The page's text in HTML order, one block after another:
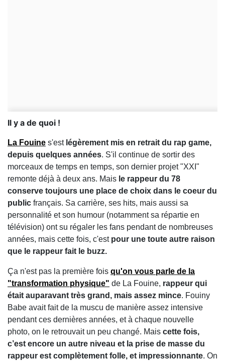
Il y a de quoi !
La Fouine s'est légèrement mis en retrait du rap game,
depuis quelques années. S'il continue de sortir des
morceaux de temps en temps, son dernier projet "XXI"
remonte déjà à deux ans. Mais le rappeur du 78
conserve toujours une place de choix dans le coeur du
public français. Sa carrière, ses hits, mais aussi sa
personnalité et son humour (notamment sa répartie en
télévision) ont su régaler les fans pendant de nombreuses
années, mais cette fois, c'est pour une toute autre raison
que le rappeur fait le buzz.
Ça n'est pas la première fois qu'on vous parle de la
"transformation physique" de La Fouine, rappeur qui
était auparavant très grand, mais assez mince. Fouiny
Babe avait fait de la muscu de manière assez intensive
pendant ces dernières années, et à chaque nouvelle
photo, on le retrouvait un peu changé. Mais cette fois,
c’est encore un autre niveau et la prise de masse du
rappeur est complètement folle, et impressionnante. On